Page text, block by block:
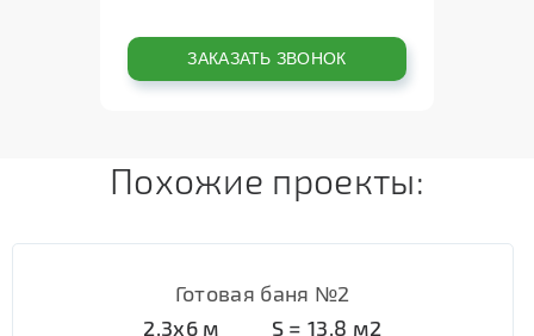
Похожие проекты:
Готовая баня №2
2.3х6м S = 13.8 м2